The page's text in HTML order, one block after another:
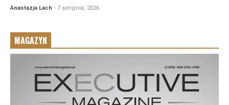
Anastazja Lach - 7 sierpnia, 2026
MAGAZYN